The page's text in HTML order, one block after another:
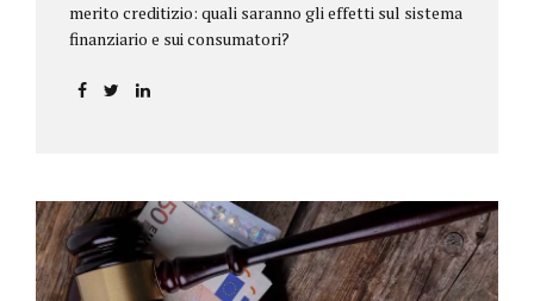
merito creditizio: quali saranno gli effetti sul sistema
finanziario e sui consumatori?